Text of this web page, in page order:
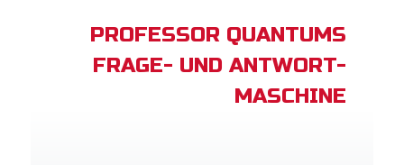
PROFESSOR QUANTUMS
FRAGE- UND ANTWORT-
MASCHINE